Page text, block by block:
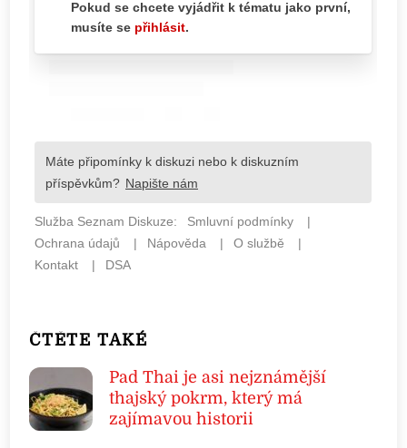
ČTĚTE TAKÉ
Pad Thai je asi nejznámější
thajský pokrm, který má
zajímavou historii